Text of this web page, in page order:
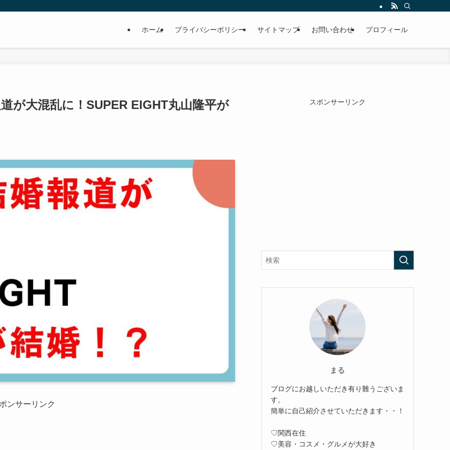
ホーム プライバシーポリシー サイトマップ お問い合わせ プロフィール
が大混乱に！SUPER EIGHT丸山隆平が
ンサーリンク
スポンサーリンク
まる
ブログにお越しいただき有り難うございま
す。
簡単に自己紹介させていただきます・・！
♡関西在住
♡美容・コスメ・グルメが大好き